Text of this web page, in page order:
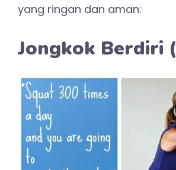
yang ringan dan aman:
Jongkok Berdiri